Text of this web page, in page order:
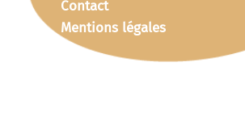
Contact
Mentions légales